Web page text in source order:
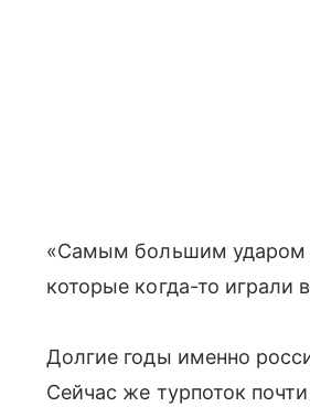
«Самым большим ударом
которые когда-то
Долгие годы именно
Сейчас же турпоток